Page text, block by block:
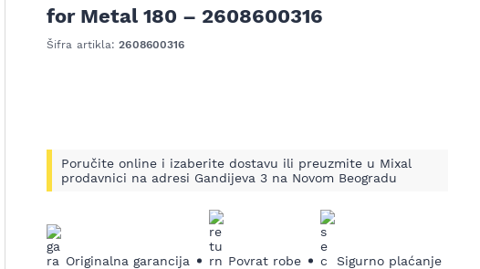
for Metal 180 – 2608600316
Šifra artikla:2608600316
Poručite online i izaberite dostavu ili preuzmite u Mixal
prodavnici na adresi Gandijeva 3 na Novom Beogradu
Originalna garancija Povrat robe Sigurno plaćanje